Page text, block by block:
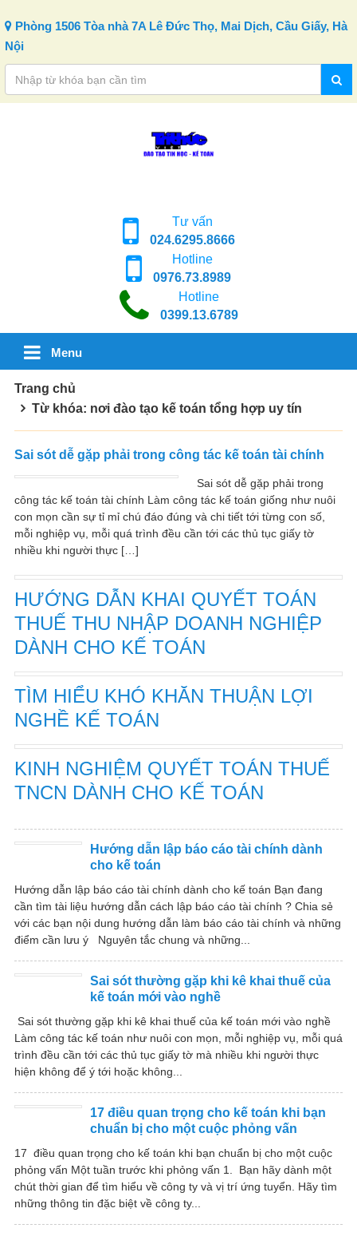
Phòng 1506 Tòa nhà 7A Lê Đức Thọ, Mai Dịch, Cầu Giấy, Hà
Nội
Tư vấn
024.6295.8666
Hotline
0976.73.8989
Hotline
0399.13.6789
Menu
Trang chủ
Từ khóa: nơi đào tạo kế toán tổng hợp uy tín
Sai sót dễ gặp phải trong công tác kế toán tài chính
Sai sót dễ gặp phải trong
công tác kế toán tài chính Làm công tác kế toán giống như nuôi
con mọn cần sự tỉ mỉ chú đáo đúng và chi tiết tới từng con số,
mỗi nghiệp vụ, mỗi quá trình đều cần tới các thủ tục giấy tờ
nhiều khi người thực […]
HƯỚNG DẪN KHAI QUYẾT TOÁN
THUẾ THU NHẬP DOANH NGHIỆP
DÀNH CHO KẾ TOÁN
TÌM HIỂU KHÓ KHĂN THUẬN LỢI
NGHỀ KẾ TOÁN
KINH NGHIỆM QUYẾT TOÁN THUẾ
TNCN DÀNH CHO KẾ TOÁN
Hướng dẫn lập báo cáo tài chính dành
cho kế toán
Hướng dẫn lập báo cáo tài chính dành cho kế toán Bạn đang
cần tìm tài liệu hướng dẫn cách lập báo cáo tài chính ? Chia sẻ
với các bạn nội dung hướng dẫn làm báo cáo tài chính và những
điểm cần lưu ý Nguyên tắc chung và những...
Sai sót thường gặp khi kê khai thuế của
kế toán mới vào nghề
Sai sót thường gặp khi kê khai thuế của kế toán mới vào nghề
Làm công tác kế toán như nuôi con mọn, mỗi nghiệp vụ, mỗi quá
trình đều cần tới các thủ tục giấy tờ mà nhiều khi người thực
hiện không để ý tới hoặc không...
17 điều quan trọng cho kế toán khi bạn
chuẩn bị cho một cuộc phỏng vấn
17 điều quan trọng cho kế toán khi bạn chuẩn bị cho một cuộc
phỏng vấn Một tuần trước khi phỏng vấn 1. Bạn hãy dành một
chút thời gian để tìm hiểu về công ty và vị trí ứng tuyển. Hãy tìm
những thông tin đặc biệt về công ty...